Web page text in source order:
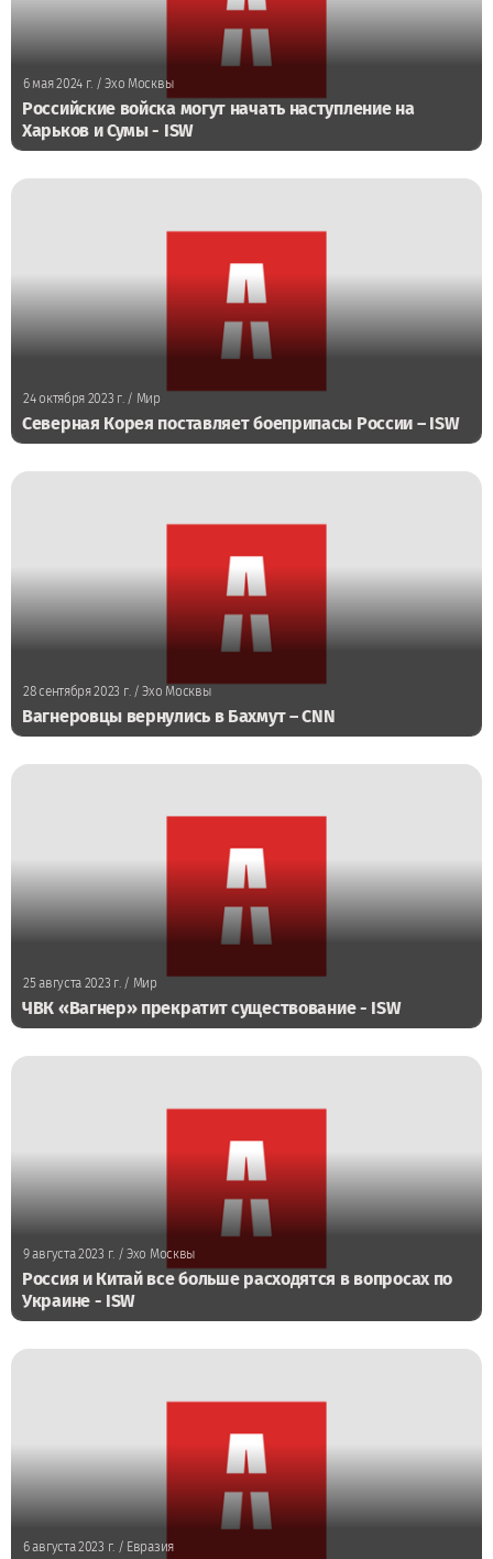
6 мая 2024 г. / Эхо Москвы
Российские войска могут начать наступление на
Харьков и Сумы - ISW
24 октября 2023 г./ Мир
Северная Корея поставляет боеприпасы России – ISW
28 сентября 2023 г. / Эхо Москвы
Вагнеровцы вернулись в Бахмут – CNN
25 августа 2023 г./ Мир
ЧВК «Вагнер» прекратит существование - ISW
9 августа 2023 г./ Эхо Москвы
Россия и Китай все больше расходятся в вопросах по
Украине - ISW
6 августа 2023 г./ Евразия